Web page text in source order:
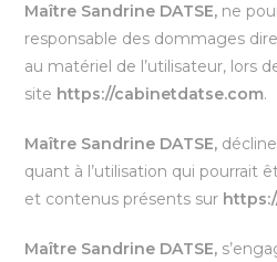
Maître Sandrine DATSE, ne
responsable des dommages
au matériel de l’utilisateur, lors
site https://cabinetdatse.com.
Maître Sandrine DATSE,
quant à l’utilisation qui pourrait
et contenus présents sur
Maître Sandrine DATSE,